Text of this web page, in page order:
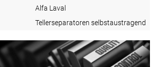
Alfa Laval
Tellerseparatoren selbstaustragend